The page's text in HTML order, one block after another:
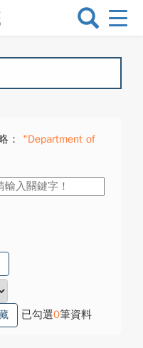
選
換
：
"Department of
已勾選0筆資料